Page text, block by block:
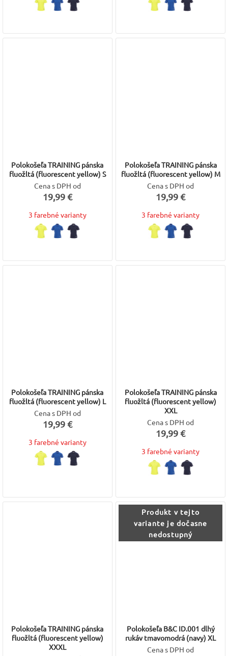
Polokošeľa TRAINING pánska
fluožltá (fluorescent yellow) S
Cena s DPH od
19,99 €
3 farebné varianty
Polokošeľa TRAINING pánska
fluožltá (fluorescent yellow) M
Cena s DPH od
19,99 €
3 farebné varianty
Polokošeľa TRAINING pánska
fluožltá (fluorescent yellow) L
Cena s DPH od
19,99 €
3 farebné varianty
Polokošeľa TRAINING pánska
fluožltá (fluorescent yellow)
XXL
Cena s DPH od
19,99 €
3 farebné varianty
Polokošeľa TRAINING pánska
fluožltá (fluorescent yellow)
XXXL
Produkt v tejto
variante je dočasne
nedostupný
Polokošeľa B&C ID.001 dlhý
rukáv tmavomodrá (navy) XL
Cena s DPH od